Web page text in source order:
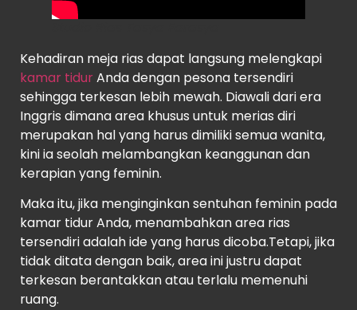
Kehadiran meja rias dapat langsung melengkapi
kamar tidurAnda dengan pesona tersendiri
sehingga terkesan lebih mewah. Diawali dari era
Inggris dimana area khusus untuk merias diri
merupakan hal yang harus dimiliki semua wanita,
kini ia seolah melambangkan keanggunan dan
kerapian yang feminin.
Maka itu, jika menginginkan sentuhan feminin pada
kamar tidur Anda, menambahkan area rias
tersendiri adalah ide yang harus dicoba.Tetapi, jika
tidak ditata dengan baik, area ini justru dapat
terkesan berantakkan atau terlalu memenuhi
ruang.